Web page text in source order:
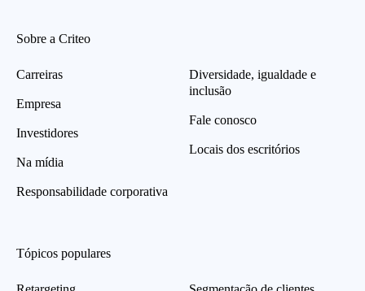
Sobre a Criteo
Carreiras
Empresa
Investidores
Na mídia
Responsabilidade corporativa
Diversidade, igualdade e
inclusão
Fale conosco
Locais dos escritórios
Tópicos populares